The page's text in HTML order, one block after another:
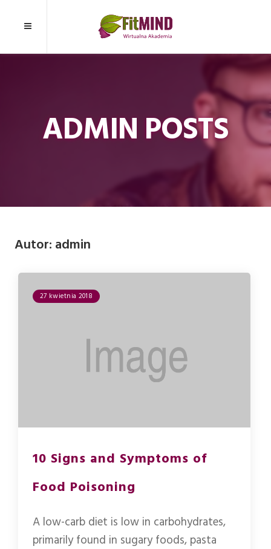
ADMIN POSTS
Autor: admin
27 kwietnia 2018
10 Signs and Symptoms of
Food Poisoning
A low-carb diet is low in carbohydrates,
primarily found in sugary foods, pasta